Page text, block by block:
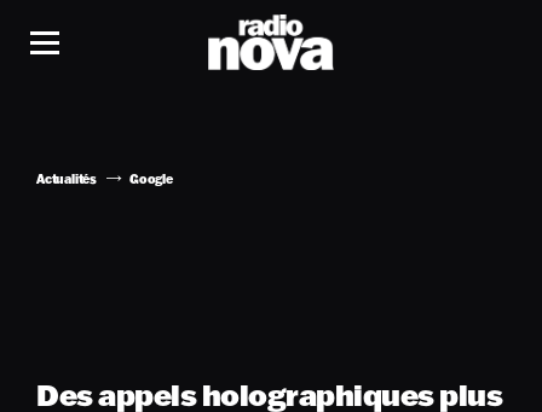
Actualités Google
Des appels holographiques plus